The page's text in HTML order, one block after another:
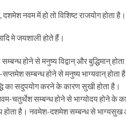
नवम में हो तो विशिष्ट राजयोग होता है।
मे जयशाली होते हैं।
होने से मनुष्य विद्वान् और बुद्धिमान् होता
सम्बन्ध होने से मनुष्य भाग्यवान् होता
का सदुपयोग करने के कारण सुखी होता है।
चतुर्थेश सम्बन्ध होने से भाग्योदय होने के
होता है। नवमेश-दशमेश सम्बन्ध से